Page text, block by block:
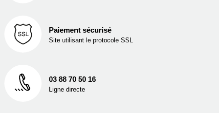
Paiement sécurisé
Site utilisant le protocole SSL
03 88 70 50 16
Ligne directe